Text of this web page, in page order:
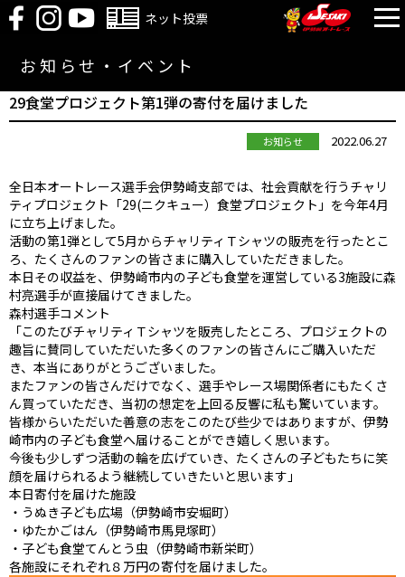
ネット投票
お知らせ・イベント
29食堂プロジェクト第1弾の寄付を届けました
お知らせ 2022.06.27
全日本オートレース選手会伊勢崎支部では、社会貢献を行うチャリ
ティプロジェクト「29(ニクキュー）食堂プロジェクト」を今年4月
に立ち上げました。
活動の第1弾として5月からチャリティＴシャツの販売を行ったとこ
ろ、たくさんのファンの皆さまに購入していただきました。
本日その収益を、伊勢崎市内の子ども食堂を運営している3施設に森
村亮選手が直接届けてきました。
森村選手コメント
「このたびチャリティＴシャツを販売したところ、プロジェクトの
趣旨に賛同していただいた多くのファンの皆さんにご購入いただ
き、本当にありがとうございました。
またファンの皆さんだけでなく、選手やレース場関係者にもたくさ
ん買っていただき、当初の想定を上回る反響に私も驚いています。
皆様からいただいた善意の志をこのたび些少ではありますが、伊勢
崎市内の子ども食堂へ届けることができ嬉しく思います。
今後も少しずつ活動の輪を広げていき、たくさんの子どもたちに笑
顔を届けられるよう継続していきたいと思います」
本日寄付を届けた施設
・うぬき子ども広場（伊勢崎市安堀町）
・ゆたかごはん（伊勢崎市馬見塚町）
・子ども食堂てんとう虫（伊勢崎市新栄町）
各施設にそれぞれ８万円の寄付を届けました。